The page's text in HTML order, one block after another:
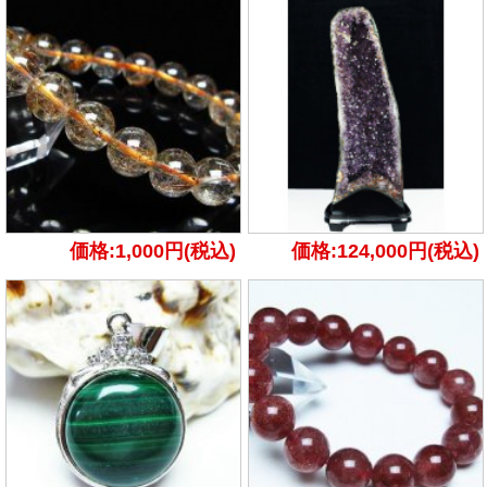
価格:1,000円(税込) 価格:124,000円(税込)